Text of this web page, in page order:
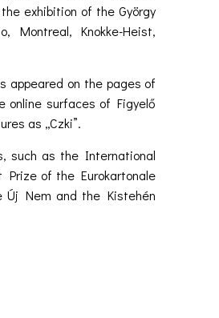
exhibition of the György
Montreal, Knokke-Heist,
appeared on the pages of
surfaces of Figyelő
as „Czki”.
such as the International
Prize of the Eurokartonale
Új Nem and the Kistehén